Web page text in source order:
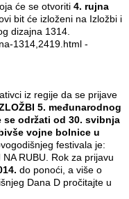
će se otvoriti 4. rujna
bit će izloženi na Izložbi i
dizajna 1314.
1314,2419.html-
iz regije da se prijave
5. međunarodnog
se održati od 30. svibnja
vojne bolnice u
festivala je:
RUBU. Rok za prijavu
do ponoći, a više o
Dana D pročitajte u